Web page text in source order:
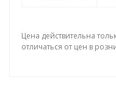
Цена действительна
отличаться от цен в